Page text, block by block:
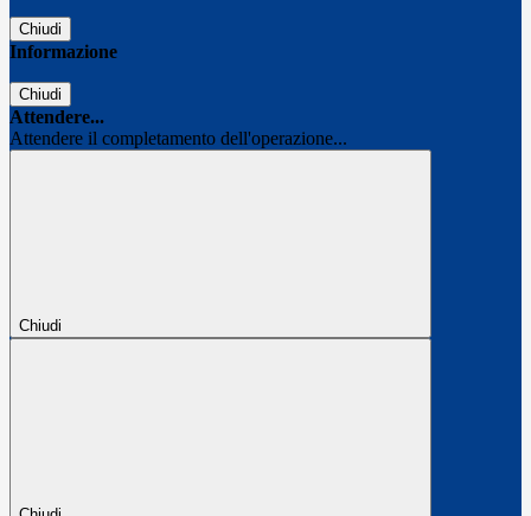
Chiudi
Informazione
Chiudi
Attendere...
Attendere il completamento dell'operazione...
Chiudi